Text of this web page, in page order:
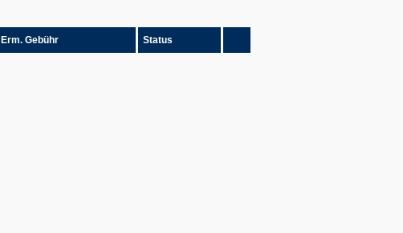
Erm. Gebühr Status